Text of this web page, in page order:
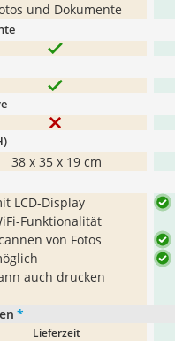
und Dokumente
38 x 35 x 19 cm
LCD-Display
Funktionalität
von Fotos
auch drucken
*
Lieferzeit